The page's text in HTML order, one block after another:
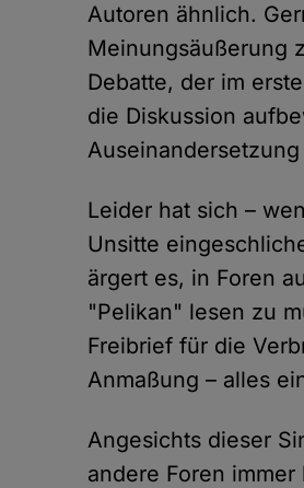
Autoren ähnlich.
Meinungsäußerung
Debatte, der im
die Diskussion
Leider hat sich –
Unsitte
ärgert es, in Foren
"Pelikan" lesen zu
Freibrief für die
Anmaßung – alles
Angesichts dieser
andere Foren